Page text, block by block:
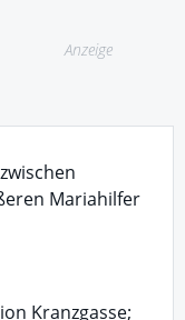
Anzeige
Mariahilfer
Kranzgasse;